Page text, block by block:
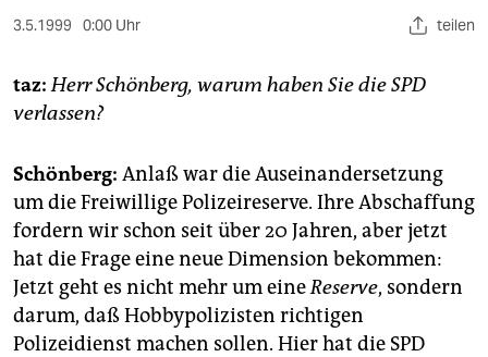
kultur
berlin
nord
wahrheit
verlag
verlag
veranstaltungen
3.5.1999 0:00 Uhr teilen
taz: Herr Schönberg, warum haben Sie die SPD
verlassen?
Schönberg: Anlaß war die Auseinandersetzung
um die Freiwillige Polizeireserve. Ihre Abschaffung
fordern wir schon seit über 20 Jahren, aber jetzt
hat die Frage eine neue Dimension bekommen:
Jetzt geht es nicht mehr um eineReserve, sondern
darum, daß Hobbypolizisten richtigen
Polizeidienst machen sollen. Hier hat die SPD